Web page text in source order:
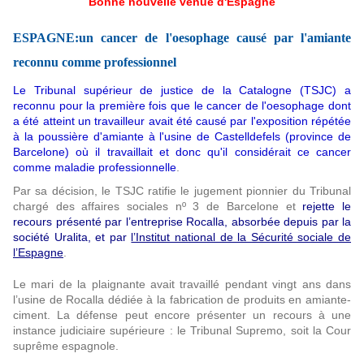
ESPAGNE:un cancer de l'oesophage causé par l'amiante
reconnu comme professionnel
Le Tribunal supérieur de justice de la Catalogne (TSJC) a
reconnu pour la première fois que le cancer de l'oesophage dont
a été atteint un travailleur avait été causé par l'exposition répétée
à la poussière d'amiante à l'usine de Castelldefels (province de
Barcelone) où il travaillait et donc qu'il considérait ce cancer
comme maladie professionnelle
Par sa décision, le TSJC ratifie le jugement pionnier du Tribunal
chargé des affaires sociales nº 3 de Barcelone et rejette le
recours présenté par l’entreprise Rocalla, absorbée depuis par la
société Uralita, et par l’Institut national de la Sécurité sociale de
l’Espagne
Le mari de la plaignante avait travaillé pendant vingt ans dans
l’usine de Rocalla dédiée à la fabrication de produits en amiante-
ciment. La défense peut encore présenter un recours à une
instance judiciaire supérieure : le Tribunal Supremo, soit la Cour
suprême espagnole.